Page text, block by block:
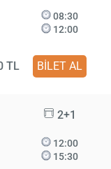
08:30
12:00
TL BİLET AL
2+1
12:00
15:30